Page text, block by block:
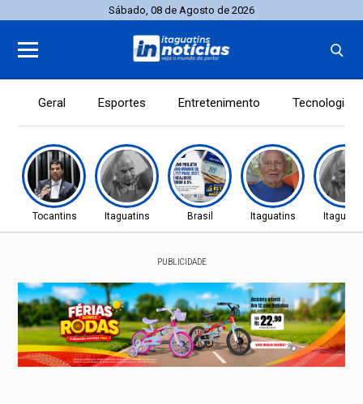
Sábado, 08 de Agosto de 2026
Geral Esportes Entretenimento Tecnologia
Tocantins Itaguatins Brasil Itaguatins
PUBLICIDADE